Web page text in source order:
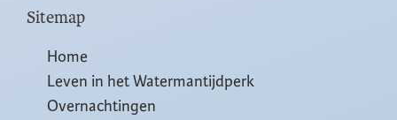
Sitemap
Home
Leven in het Watermantijdperk
Overnachtingen